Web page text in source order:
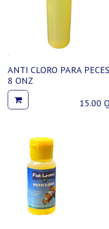
ANTI CLORO PARA PECES
8 ONZ
15.00 Q